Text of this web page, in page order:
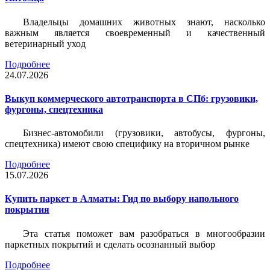
Владельцы домашних животных знают, насколько
важным является своевременный и качественный
ветеринарный уход
Подробнее
24.07.2026
Выкуп коммерческого автотранспорта в СПб: грузовики,
фургоны, спецтехника
Бизнес-автомобили (грузовики, автобусы, фургоны,
спецтехника) имеют свою специфику на вторичном рынке
Подробнее
15.07.2026
Купить паркет в Алматы: Гид по выбору напольного
покрытия
Эта статья поможет вам разобраться в многообразии
паркетных покрытий и сделать осознанный выбор
Подробнее